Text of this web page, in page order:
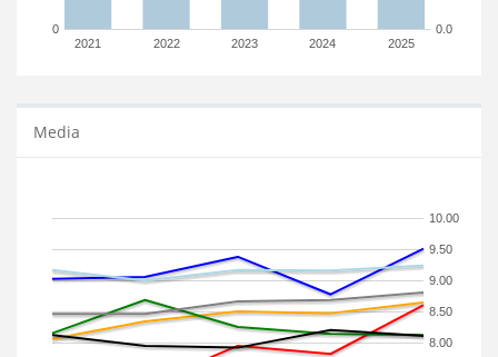
2021 2022 2023 2024 2025
0 0.0
Media
8.00
8.50
9.00
9.50
10.00